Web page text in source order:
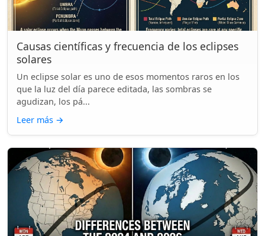
Causas científicas y frecuencia de los eclipses
solares
Un eclipse solar es uno de esos momentos raros en los
que la luz del día parece editada, las sombras se
agudizan, los pá...
Leer más →